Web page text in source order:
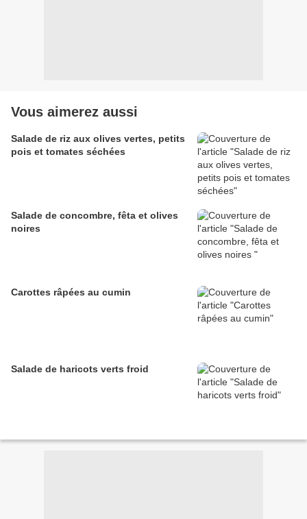
Vous aimerez aussi
Salade de riz aux olives vertes, petits
pois et tomates séchées
Salade de concombre, fêta et olives
noires
Carottes râpées au cumin
Salade de haricots verts froid